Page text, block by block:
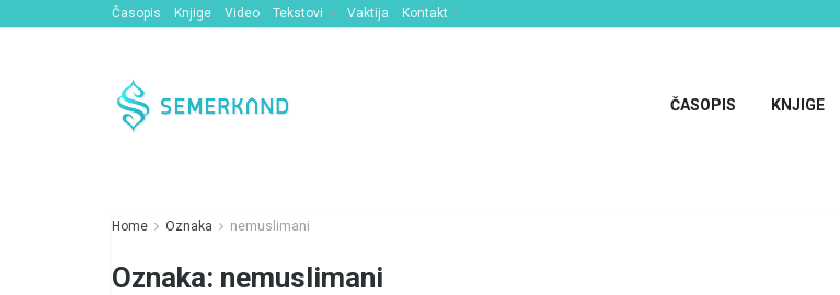
Časopis Knjige Video Tekstovi Vaktija Kontakt
ČASOPIS KNJIGE
Home Oznaka nemuslimani
Oznaka: nemuslimani